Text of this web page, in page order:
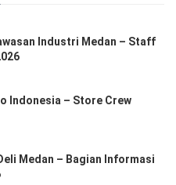
Industri Medan – Staff
Indonesia – Store Crew
Medan – Bagian Informasi